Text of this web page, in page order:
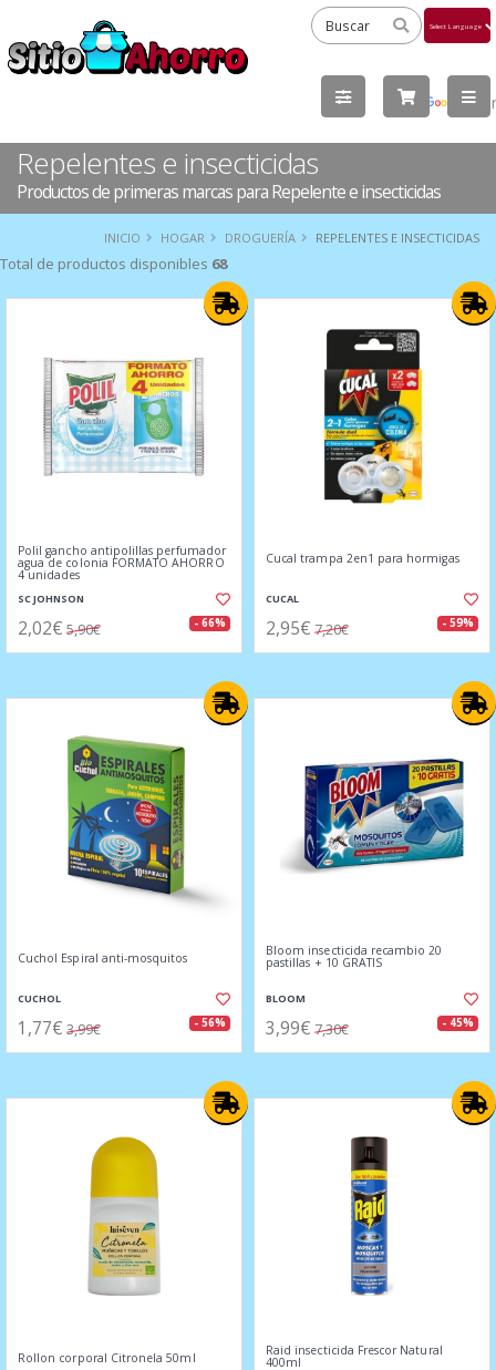
by
Repelentes e insecticidas
Productos de primeras marcas para Repelente e insecticidas
INICIO HOGAR DROGUERÍA REPELENTES E INSECTICIDAS
Total de productos disponibles 68
Polil gancho antipolillas perfumador
agua de colonia FORMATO AHORRO
4 unidades
SC JOHNSON
2,02€ 5,90€ - 66%
Cucal trampa 2en1 para hormigas
CUCAL
2,95€ 7,20€ - 59%
Cuchol Espiral anti-mosquitos
CUCHOL
1,77€ 3,99€ - 56%
Bloom insecticida recambio 20
pastillas + 10 GRATIS
BLOOM
3,99€ 7,30€ - 45%
Rollon corporal Citronela 50ml Raid insecticida Frescor Natural
400ml